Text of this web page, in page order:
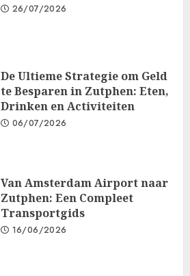
26/07/2026
De Ultieme Strategie om Geld
te Besparen in Zutphen: Eten,
Drinken en Activiteiten
06/07/2026
Van Amsterdam Airport naar
Zutphen: Een Compleet
Transportgids
16/06/2026